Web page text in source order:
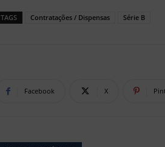
TAGS Contratações / Dispensas Série B
Facebook X